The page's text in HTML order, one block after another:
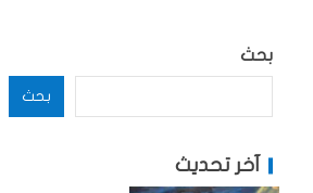
بحث
بحث
آخر تحديث